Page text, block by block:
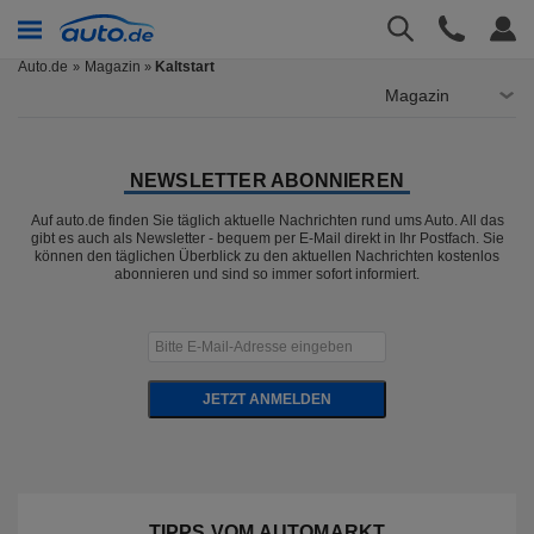
Auto.de Magazin » Kaltstart
Magazin
NEWSLETTER ABONNIEREN
Auf auto.de finden Sie täglich aktuelle Nachrichten rund ums Auto. All das
gibt es auch als Newsletter - bequem per E-Mail direkt in Ihr Postfach. Sie
können den täglichen Überblick zu den aktuellen Nachrichten kostenlos
abonnieren und sind so immer sofort informiert.
JETZT ANMELDEN